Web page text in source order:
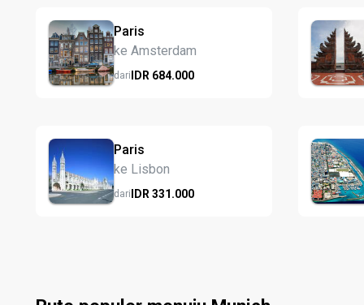
Paris
ke Amsterdam
dariIDR 684.000
Paris
ke Lisbon
dariIDR 331.000